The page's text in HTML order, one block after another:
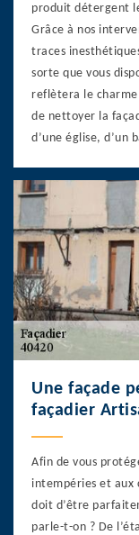
produit détergent
Grâce à nos
traces
sorte que vous
reflètera le charme
de nettoyer la
d’une église, d’un
Une façade
façadier
Afin de vous
intempéries et aux
doit d’être
parle-t-on ? De